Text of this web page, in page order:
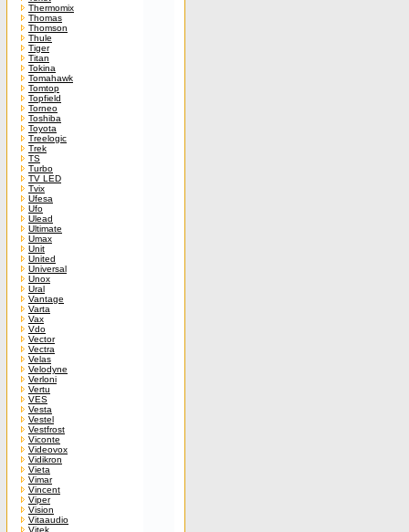
Thermomix
Thomas
Thomson
Thule
Tiger
Titan
Tokina
Tomahawk
Tomtop
Topfield
Torneo
Toshiba
Toyota
Treelogic
Trek
TS
Turbo
TV LED
Tvix
Ufesa
Ufo
Ulead
Ultimate
Umax
Unit
United
Universal
Unox
Ural
Vantage
Varta
Vax
Vdo
Vector
Vectra
Velas
Velodyne
Verloni
Vertu
VES
Vesta
Vestel
Vestfrost
Viconte
Videovox
Vidikron
Vieta
Vimar
Vincent
Viper
Vision
Vitaaudio
Vitek